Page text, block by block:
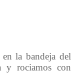
la bandeja del
y rociamos con